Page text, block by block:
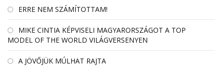
ERRE NEM SZÁMÍTOTTAM!
MIKE CINTIA KÉPVISELI MAGYARORSZÁGOT A TOP
MODEL OF THE WORLD VILÁGVERSENYEN
A JÖVŐJÜK MÚLHAT RAJTA